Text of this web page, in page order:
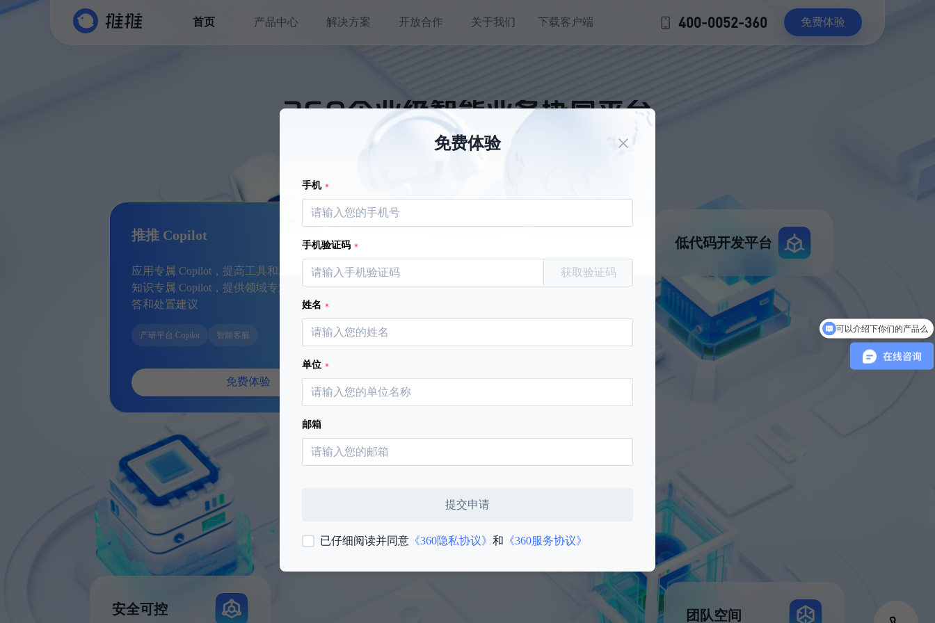
首页 产品中心 解决方案 开放合作 关于我们 下载客户端 400-0052-360 免费体验
360企业级智能业务协同平台
构建人、知识与业务统一的数智化协同工作空间
推推 Copilot
应用专属 Copilot，提高工具和应用的效能，
知识专属 Copilot，提供领域专业知识的咨询问
答和处置建议
产研平台 Copilot 智能客服
免费体验
低代码开发平台
安全可控 团队空间
免费体验
手机
手机验证码
获取验证码
姓名
单位
邮箱
提交申请
已仔细阅读并同意 《360隐私协议》 和 《360服务协议》
可以介绍下你们的产品么